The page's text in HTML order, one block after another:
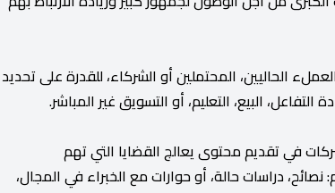
الحاليين، المحتملين أو الشركاء، للقدرة على تحديد
البيع، التعليم، أو التسويق غير المباشر.
في تقديم محتوى يعالج القضايا التي تهم
دراسات حالة، أو حوارات مع الخبراء في المجال،